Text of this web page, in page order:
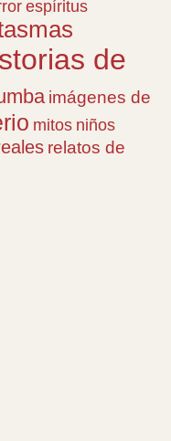
espíritus
de
imágenes de
mitos niños
relatos de